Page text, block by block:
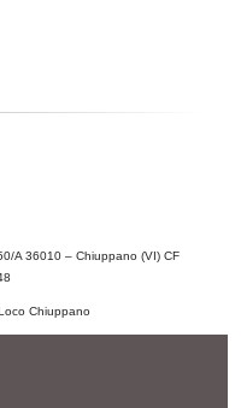
A 36010 – Chiuppano (VI) CF
Chiuppano